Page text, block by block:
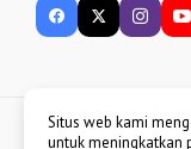
Copyright 2013 -
Situs web kami
untuk meningkatkan